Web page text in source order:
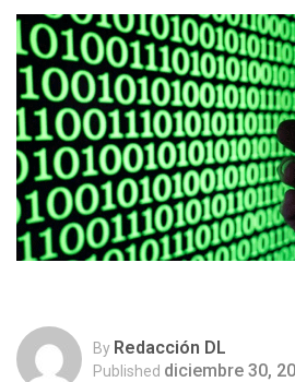
By Redacción DL
Published diciembre 30,